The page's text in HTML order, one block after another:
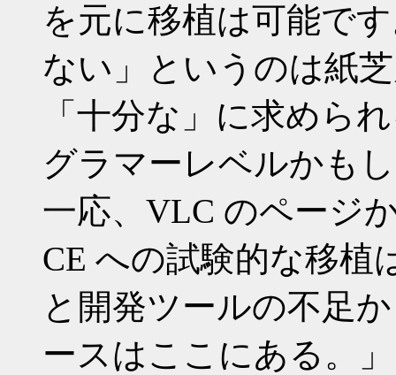
を元に移植は可能で
ない」というのは紙
「十分な」に求めら
グラマーレベルかも
一応、VLC のページ
CE への試験的な移植
と開発ツールの不足
ースはここにある。